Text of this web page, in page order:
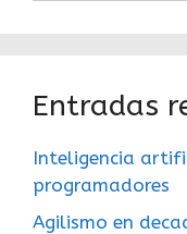
Entradas
Inteligencia
programadores
Agilismo en